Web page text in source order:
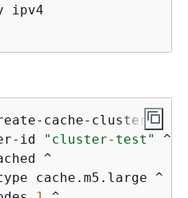
ipv4
cache-cluster ^
id
"cluster-test"
^
^
cache.m5.large ^